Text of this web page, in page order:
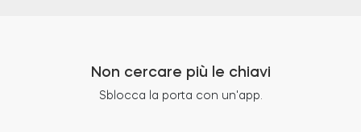
Non cercare più le chiavi
Sblocca la porta con un'app.